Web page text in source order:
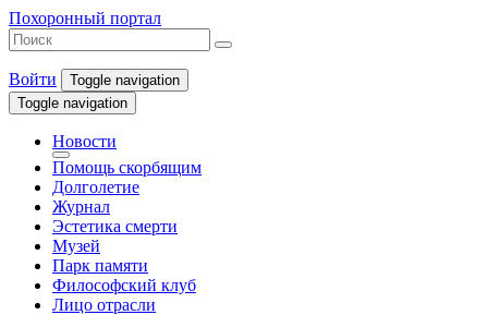
Похоронный портал
Войти
Toggle navigation
Toggle navigation
Новости
Помощь скорбящим
Долголетие
Журнал
Эстетика смерти
Музей
Парк памяти
Философский клуб
Лицо отрасли